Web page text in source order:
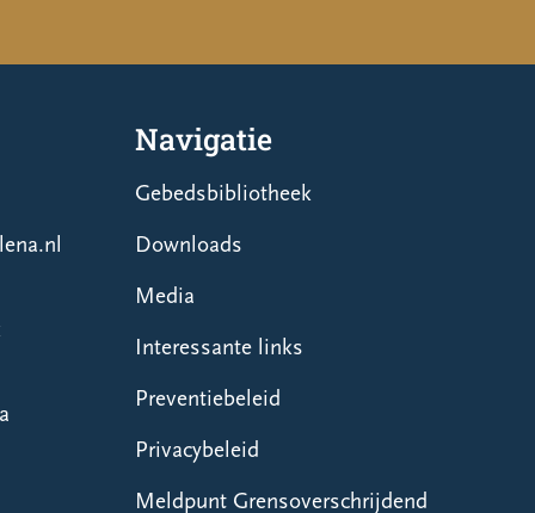
Navigatie
Gebedsbibliotheek
Downloads
Media
Interessante links
Preventiebeleid
Privacybeleid
Meldpunt Grensoverschrijdend